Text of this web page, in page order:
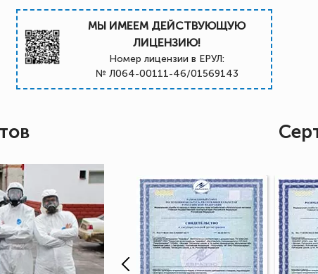
МЫ ИМЕЕМ ДЕЙСТВУЮЩУЮ
ЛИЦЕНЗИЮ!
Номер лицензии в ЕРУЛ:
№ Л064-00111-46/01569143